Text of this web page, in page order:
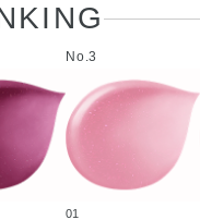
No.3
01